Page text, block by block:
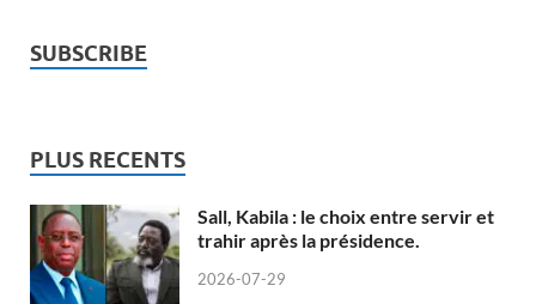
SUBSCRIBE
PLUS RECENTS
Sall, Kabila : le choix entre servir et
trahir après la présidence.
2026-07-29